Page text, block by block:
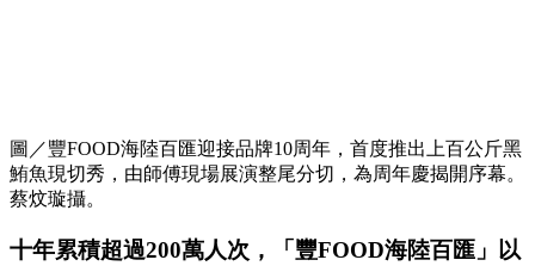
圖／豐FOOD海陸百匯迎接品牌10周年，首度推出上百公斤黑
鮪魚現切秀，由師傅現場展演整尾分切，為周年慶揭開序幕。
蔡炆璇攝。
十年累積超過200萬人次，「豐FOOD海陸百匯」以